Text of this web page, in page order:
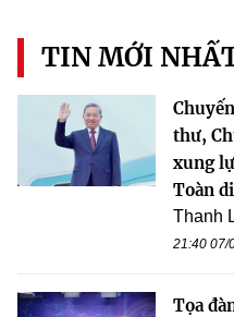
TIN MỚI
thư,
xung
Toàn
Thanh
21:40 07/
Tọa